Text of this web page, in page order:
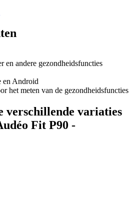
en andere gezondheidsfuncties
en Android
het meten van de gezondheidsfuncties
verschillende variaties
Fit P90 -